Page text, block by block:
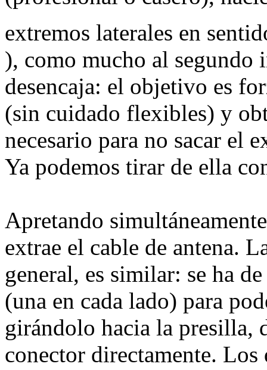
extremos laterales en
), como mucho al segundo
desencaja: el objetivo es
(sin cuidado flexibles) y
necesario para no sacar el
Ya podemos tirar de ella
Apretando
extrae el cable de antena.
general, es similar: se ha
(una en cada lado) para
girándolo hacia la presilla,
conector directamente. Los